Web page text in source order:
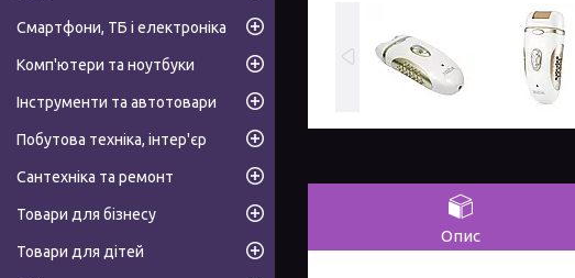
Опис
Смартфони, ТБ і електроніка
Комп'ютери та ноутбуки
Інструменти та автотовари
Побутова техніка, інтер'єр
Сантехніка та ремонт
Товари для бізнесу
Товари для дітей